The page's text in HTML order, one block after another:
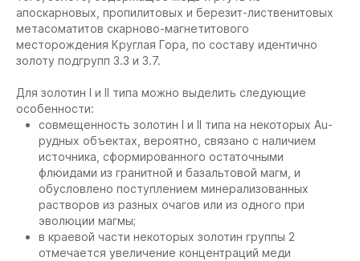
апоскарновых, пропилитовых и березит-лиственитовых
метасоматитов скарново-магнетитового
месторождения Круглая Гора, по составу идентично
золоту подгрупп 3.3 и 3.7.
Для золотин I и II типа можно выделить следующие
особенности:
совмещенность золотин I и II типа на некоторых Au-
рудных объектах, вероятно, связано с наличием
источника, сформированного остаточными
флюидами из гранитной и базальтовой магм, и
обусловлено поступлением минерализованных
растворов из разных очагов или из одного при
эволюции магмы;
в краевой части некоторых золотин группы 2
отмечается увеличение концентраций меди